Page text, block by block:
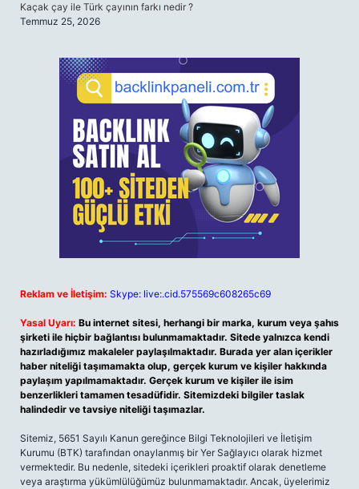
Kaçak çay ile Türk çayının farkı nedir ?
Temmuz 25, 2026
Reklam ve İletişim: Skype: live:.cid.575569c608265c69
Yasal Uyarı: Bu internet sitesi, herhangi bir marka, kurum veya şahıs
şirketi ile hiçbir bağlantısı bulunmamaktadır. Sitede yalnızca kendi
hazırladığımız makaleler paylaşılmaktadır. Burada yer alan içerikler
haber niteliği taşımamakta olup, gerçek kurum ve kişiler hakkında
paylaşım yapılmamaktadır. Gerçek kurum ve kişiler ile isim
benzerlikleri tamamen tesadüfidir. Sitemizdeki bilgiler taslak
halindedir ve tavsiye niteliği taşımazlar.
Sitemiz, 5651 Sayılı Kanun gereğince Bilgi Teknolojileri ve İletişim
Kurumu (BTK) tarafından onaylanmış bir Yer Sağlayıcı olarak hizmet
vermektedir. Bu nedenle, sitedeki içerikleri proaktif olarak denetleme
veya araştırma yükümlülüğümüz bulunmamaktadır. Ancak, üyelerimiz